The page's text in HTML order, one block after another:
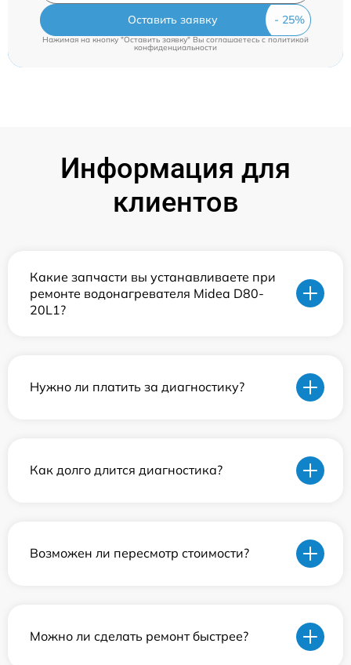
Оставить заявку
Нажимая на кнопку "Оставить заявку" Вы соглашаетесь cполитикой
конфиденциальности
Информация для
клиентов
Какие запчасти вы устанавливаете при
ремонте водонагревателя Midea D80-
20L1?
Нужно ли платить за диагностику?
Как долго длится диагностика?
Возможен ли пересмотр стоимости?
Можно ли сделать ремонт быстрее?